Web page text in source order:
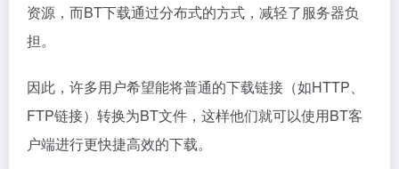
资源，而BT下载通过分布式的方式，减轻了服务器负
担。
因此，许多用户希望能将普通的下载链接（如HTTP、
FTP链接）转换为BT文件，这样他们就可以使用BT客
户端进行更快捷高效的下载。